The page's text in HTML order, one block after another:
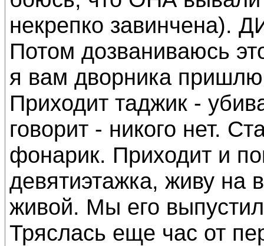
некрепко
Потом дозваниваюсь
я вам дворника
Приходит таджик -
говорит - никого нет.
фонарик. Приходит и
девятиэтажка, живу на
живой. Мы его
Тряслась еще час от